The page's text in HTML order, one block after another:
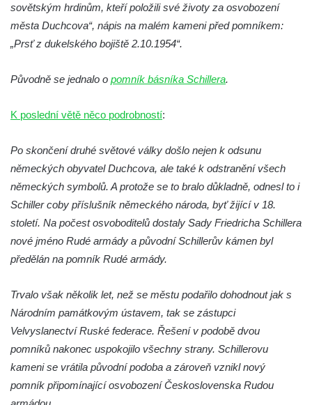
Kenotaf Antona Klause na hřbitově v
Kenotaf Heinricha Klause na hřbitově v
Kenotaf Josefa Stolle na hřbitově v Dolním
Hrob Aloise Podrábského na hřbitově v
Račicích
Pamětní deska Miroslava Švice na domě
čp. 43 v Lužci nad Vltavou
máje v Lužci nad Vltavou
Pomník obětem válek v ulici 1. máje v Lužci
nad Vltavou
sovětským hrdinům, kteří položili své životy za osvobození
města Duchcova“, nápis na malém kameni před pomníkem:
„Prsť z dukelského bojiště 2.10.1954“.
Původně se jednalo o pomník básníka Schillera.
K poslední větě něco podrobností:
Po skončení druhé světové války došlo nejen k odsunu
německých obyvatel Duchcova, ale také k odstranění všech
německých symbolů. A protože se to bralo důkladně, odnesl to i
Schiller coby příslušník německého národa, byť žijící v 18.
století. Na počest osvoboditelů dostaly Sady Friedricha Schillera
nové jméno Rudé armády a původní Schillerův kámen byl
předělán na pomník Rudé armády.
Trvalo však několik let, než se městu podařilo dohodnout jak s
Národním památkovým ústavem, tak se zástupci
Velvyslanectví Ruské federace. Řešení v podobě dvou
pomníků nakonec uspokojilo všechny strany. Schillerovu
kameni se vrátila původní podoba a zároveň vznikl nový
pomník připomínající osvobození Československa Rudou